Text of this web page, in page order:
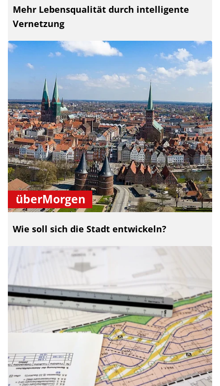
Mehr Lebensqualität durch intelligente
Vernetzung
überMorgen
Wie soll sich die Stadt entwickeln?